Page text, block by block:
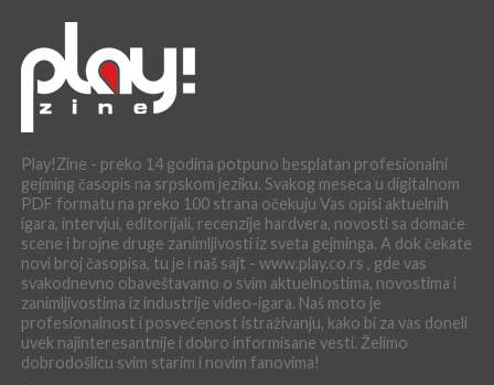
Play!Zine - preko 14 godina potpuno besplatan profesionalni
gejming časopis na srpskom jeziku. Svakog meseca u digitalnom
PDF formatu na preko 100 strana očekuju Vas opisi aktuelnih
igara, intervjui, editorijali, recenzije hardvera, novosti sa domaće
scene i brojne druge zanimljivosti iz sveta gejminga. A dok čekate
novi broj časopisa, tu je i naš sajt - www.play.co.rs , gde vas
svakodnevno obaveštavamo o svim aktuelnostima, novostima i
zanimljivostima iz industrije video-igara. Naš moto je
profesionalnost i posvećenost istraživanju, kako bi za vas doneli
uvek najinteresantnije i dobro informisane vesti. Želimo
dobrodošlicu svim starim i novim fanovima!